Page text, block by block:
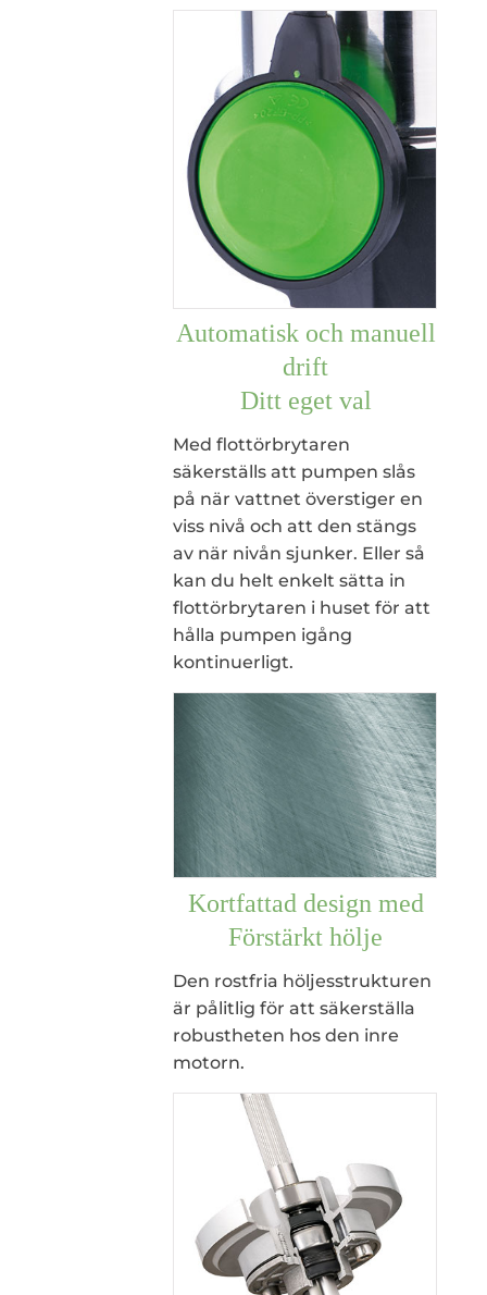
Automatisk och manuell
drift
Ditt eget val
Med flottörbrytaren
säkerställs att pumpen slås
på när vattnet överstiger en
viss nivå och att den stängs
av när nivån sjunker. Eller så
kan du helt enkelt sätta in
flottörbrytaren i huset för att
hålla pumpen igång
kontinuerligt.
Kortfattad design med
Förstärkt hölje
Den rostfria höljesstrukturen
är pålitlig för att säkerställa
robustheten hos den inre
motorn.